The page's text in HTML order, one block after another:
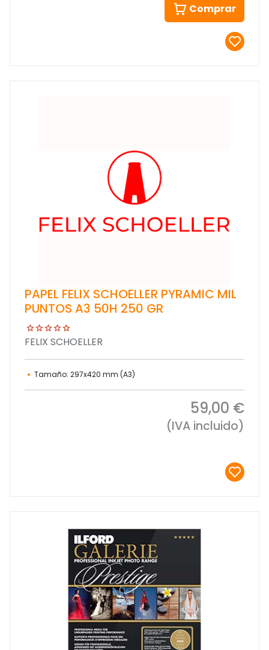
Comprar
PAPEL FELIX SCHOELLER PYRAMIC MIL
PUNTOS A3 50H 250 GR
FELIX SCHOELLER
Tamaño: 297x420 mm (A3)
59,00 €
(IVA incluido)